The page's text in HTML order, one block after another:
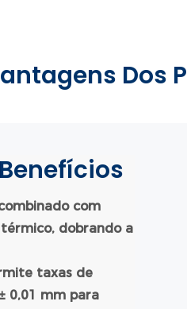
Dos
com
dobrando a
taxas de
0,01 mm para